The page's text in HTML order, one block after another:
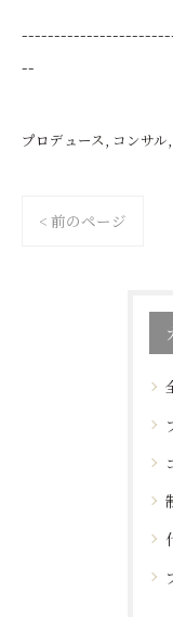
--
プロデュース コンサル
< 前のページ